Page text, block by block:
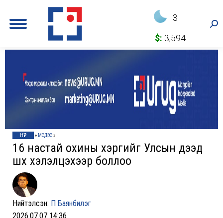
3
$: 3,594
НҮҮР » МЭДЭЭ»
16 настай охины хэргийг Улсын дээд
шүүх хэлэлцэхээр боллоо
Нийтэлсэн: П Баянбилэг
2026.07.07 14:36